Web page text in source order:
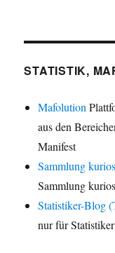
STATISTIK,
Mafolution
aus den
Manifest
Sammlung
Sammlung
Statistiker-Blog
nur für Statistiker